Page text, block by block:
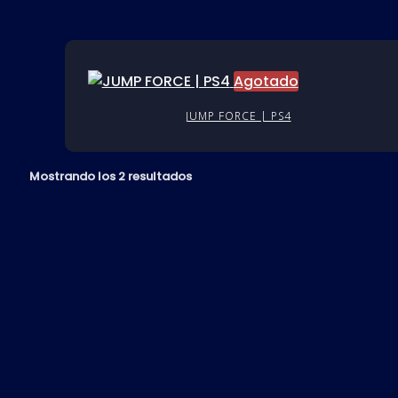
Agotado
JUMP FORCE | PS4
Mostrando los 2 resultados